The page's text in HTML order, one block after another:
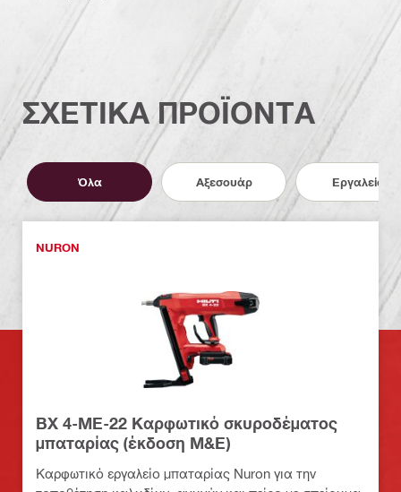
ΣΧΕΤΙΚΑ ΠΡΟΪΟΝΤΑ
Όλα Αξεσουάρ Εργαλεία
NURON
BX 4-ME-22 Καρφωτικό σκυροδέματος
μπαταρίας (έκδοση M&E)
Καρφωτικό εργαλείο μπαταρίας Nuron για την